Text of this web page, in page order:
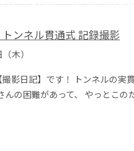
トンネル貫通式 記録撮影
木）
撮影日記】です！ トンネルの
の困難があって、 やっとこ